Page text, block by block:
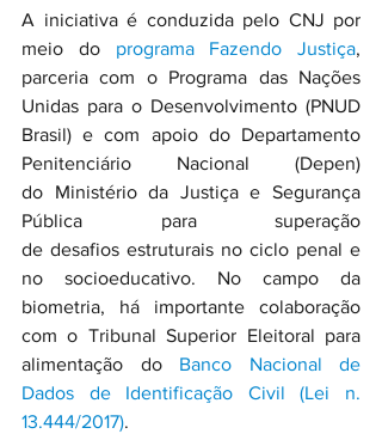
A iniciativa é conduzida pelo CNJ por
meio do programa Fazendo Justiça,
parceria com o Programa das Nações
Unidas para o Desenvolvimento (PNUD
Brasil) e com apoio do Departamento
Penitenciário Nacional (Depen)
do Ministério da Justiça e Segurança
Pública para superação
de desafios estruturais no ciclo penal e
no socioeducativo. No campo da
biometria, há importante colaboração
com o Tribunal Superior Eleitoral para
alimentação do Banco Nacional de
Dados de Identificação Civil (Lei n.
13.444/2017).